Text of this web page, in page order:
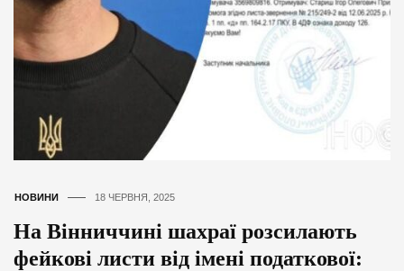
НОВИНИ 18 ЧЕРВНЯ, 2025
На Вінниччині шахраї розсилають
фейкові листи від імені податкової: